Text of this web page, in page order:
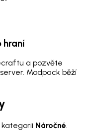
hraní
a pozvěte
Modpack běží
Náročné.